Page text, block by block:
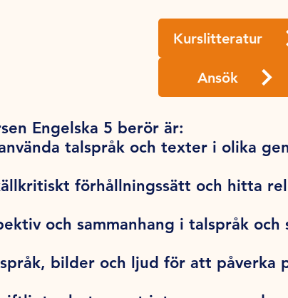
Kurslitteratur
Ansök
Engelska 5 berör är:
talspråk och texter i olika
förhållningssätt och hitta
och sammanhang i talspråk och
bilder och ljud för att påverka